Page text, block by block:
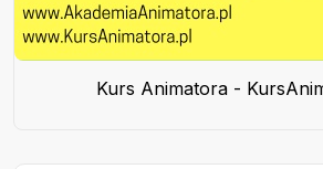
Kurs Animatora -